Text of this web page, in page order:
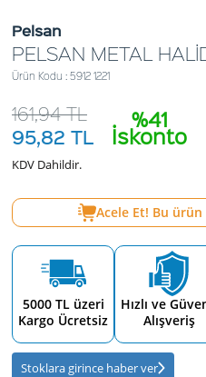
Pelsan
PELSAN METAL
Ürün Kodu : 5912 1221
%41
İskonto
161,94TL
95,82 TL
KDV Dahildir.
Acele Et! Bu ürün
5000 TL üzeri
Kargo Ücretsiz
Hızlı ve
Alışveriş
Stoklara girince haber ver